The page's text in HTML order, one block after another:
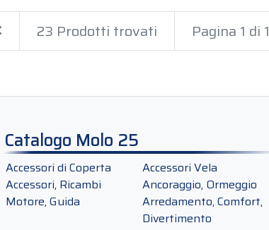
Previous23 Prodotti trovati Pagina 1 di 1
Catalogo Molo 25
Accessori di Coperta
Accessori Vela
Accessori, Ricambi
Motore, Guida
Ancoraggio, Ormeggio
Arredamento, Comfort,
Divertimento